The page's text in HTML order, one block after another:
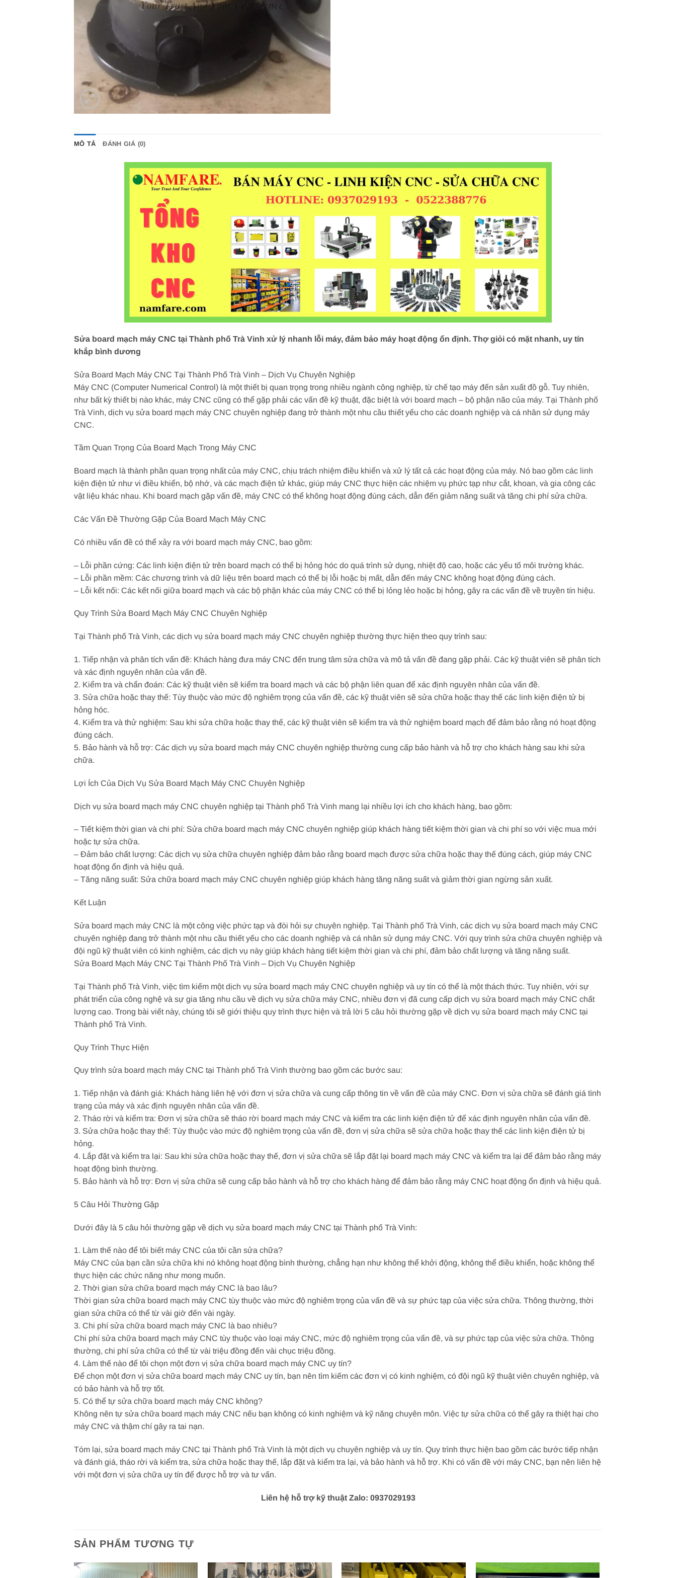
MÔ TẢ ĐÁNH GIÁ (0)
Sửa board mạch máy CNC tại Thành phố Trà Vinh xử lý nhanh lỗi máy, đảm bảo máy hoạt động ổn định. Thợ giỏi có mặt nhanh, uy tín
khắp bình dương
Sửa Board Mạch Máy CNC Tại Thành Phố Trà Vinh – Dịch Vụ Chuyên Nghiệp
Máy CNC (Computer Numerical Control) là một thiết bị quan trọng trong nhiều ngành công nghiệp, từ chế tạo máy đến sản xuất đồ gỗ. Tuy nhiên,
như bất kỳ thiết bị nào khác, máy CNC cũng có thể gặp phải các vấn đề kỹ thuật, đặc biệt là với board mạch – bộ phận não của máy. Tại Thành phố
Trà Vinh, dịch vụ sửa board mạch máy CNC chuyên nghiệp đang trở thành một nhu cầu thiết yếu cho các doanh nghiệp và cá nhân sử dụng máy
CNC.
Tầm Quan Trọng Của Board Mạch Trong Máy CNC
Board mạch là thành phần quan trọng nhất của máy CNC, chịu trách nhiệm điều khiển và xử lý tất cả các hoạt động của máy. Nó bao gồm các linh
kiện điện tử như vi điều khiển, bộ nhớ, và các mạch điện tử khác, giúp máy CNC thực hiện các nhiệm vụ phức tạp như cắt, khoan, và gia công các
vật liệu khác nhau. Khi board mạch gặp vấn đề, máy CNC có thể không hoạt động đúng cách, dẫn đến giảm năng suất và tăng chi phí sửa chữa.
Các Vấn Đề Thường Gặp Của Board Mạch Máy CNC
Có nhiều vấn đề có thể xảy ra với board mạch máy CNC, bao gồm:
– Lỗi phần cứng: Các linh kiện điện tử trên board mạch có thể bị hỏng hóc do quá trình sử dụng, nhiệt độ cao, hoặc các yếu tố môi trường khác.
– Lỗi phần mềm: Các chương trình và dữ liệu trên board mạch có thể bị lỗi hoặc bị mất, dẫn đến máy CNC không hoạt động đúng cách.
– Lỗi kết nối: Các kết nối giữa board mạch và các bộ phận khác của máy CNC có thể bị lỏng lẻo hoặc bị hỏng, gây ra các vấn đề về truyền tín hiệu.
Quy Trình Sửa Board Mạch Máy CNC Chuyên Nghiệp
Tại Thành phố Trà Vinh, các dịch vụ sửa board mạch máy CNC chuyên nghiệp thường thực hiện theo quy trình sau:
1. Tiếp nhận và phân tích vấn đề: Khách hàng đưa máy CNC đến trung tâm sửa chữa và mô tả vấn đề đang gặp phải. Các kỹ thuật viên sẽ phân tích
và xác định nguyên nhân của vấn đề.
2. Kiểm tra và chẩn đoán: Các kỹ thuật viên sẽ kiểm tra board mạch và các bộ phận liên quan để xác định nguyên nhân của vấn đề.
3. Sửa chữa hoặc thay thế: Tùy thuộc vào mức độ nghiêm trọng của vấn đề, các kỹ thuật viên sẽ sửa chữa hoặc thay thế các linh kiện điện tử bị
hỏng hóc.
4. Kiểm tra và thử nghiệm: Sau khi sửa chữa hoặc thay thế, các kỹ thuật viên sẽ kiểm tra và thử nghiệm board mạch để đảm bảo rằng nó hoạt động
đúng cách.
5. Bảo hành và hỗ trợ: Các dịch vụ sửa board mạch máy CNC chuyên nghiệp thường cung cấp bảo hành và hỗ trợ cho khách hàng sau khi sửa
chữa.
Lợi Ích Của Dịch Vụ Sửa Board Mạch Máy CNC Chuyên Nghiệp
Dịch vụ sửa board mạch máy CNC chuyên nghiệp tại Thành phố Trà Vinh mang lại nhiều lợi ích cho khách hàng, bao gồm:
– Tiết kiệm thời gian và chi phí: Sửa chữa board mạch máy CNC chuyên nghiệp giúp khách hàng tiết kiệm thời gian và chi phí so với việc mua mới
hoặc tự sửa chữa.
– Đảm bảo chất lượng: Các dịch vụ sửa chữa chuyên nghiệp đảm bảo rằng board mạch được sửa chữa hoặc thay thế đúng cách, giúp máy CNC
hoạt động ổn định và hiệu quả.
– Tăng năng suất: Sửa chữa board mạch máy CNC chuyên nghiệp giúp khách hàng tăng năng suất và giảm thời gian ngừng sản xuất.
Kết Luận
Sửa board mạch máy CNC là một công việc phức tạp và đòi hỏi sự chuyên nghiệp. Tại Thành phố Trà Vinh, các dịch vụ sửa board mạch máy CNC
chuyên nghiệp đang trở thành một nhu cầu thiết yếu cho các doanh nghiệp và cá nhân sử dụng máy CNC. Với quy trình sửa chữa chuyên nghiệp và
đội ngũ kỹ thuật viên có kinh nghiệm, các dịch vụ này giúp khách hàng tiết kiệm thời gian và chi phí, đảm bảo chất lượng và tăng năng suất.
Sửa Board Mạch Máy CNC Tại Thành Phố Trà Vinh – Dịch Vụ Chuyên Nghiệp
Tại Thành phố Trà Vinh, việc tìm kiếm một dịch vụ sửa board mạch máy CNC chuyên nghiệp và uy tín có thể là một thách thức. Tuy nhiên, với sự
phát triển của công nghệ và sự gia tăng nhu cầu về dịch vụ sửa chữa máy CNC, nhiều đơn vị đã cung cấp dịch vụ sửa board mạch máy CNC chất
lượng cao. Trong bài viết này, chúng tôi sẽ giới thiệu quy trình thực hiện và trả lời 5 câu hỏi thường gặp về dịch vụ sửa board mạch máy CNC tại
Thành phố Trà Vinh.
Quy Trình Thực Hiện
Quy trình sửa board mạch máy CNC tại Thành phố Trà Vinh thường bao gồm các bước sau:
1. Tiếp nhận và đánh giá: Khách hàng liên hệ với đơn vị sửa chữa và cung cấp thông tin về vấn đề của máy CNC. Đơn vị sửa chữa sẽ đánh giá tình
trạng của máy và xác định nguyên nhân của vấn đề.
2. Tháo rời và kiểm tra: Đơn vị sửa chữa sẽ tháo rời board mạch máy CNC và kiểm tra các linh kiện điện tử để xác định nguyên nhân của vấn đề.
3. Sửa chữa hoặc thay thế: Tùy thuộc vào mức độ nghiêm trọng của vấn đề, đơn vị sửa chữa sẽ sửa chữa hoặc thay thế các linh kiện điện tử bị
hỏng.
4. Lắp đặt và kiểm tra lại: Sau khi sửa chữa hoặc thay thế, đơn vị sửa chữa sẽ lắp đặt lại board mạch máy CNC và kiểm tra lại để đảm bảo rằng máy
hoạt động bình thường.
5. Bảo hành và hỗ trợ: Đơn vị sửa chữa sẽ cung cấp bảo hành và hỗ trợ cho khách hàng để đảm bảo rằng máy CNC hoạt động ổn định và hiệu quả.
5 Câu Hỏi Thường Gặp
Dưới đây là 5 câu hỏi thường gặp về dịch vụ sửa board mạch máy CNC tại Thành phố Trà Vinh:
1. Làm thế nào để tôi biết máy CNC của tôi cần sửa chữa?
Máy CNC của bạn cần sửa chữa khi nó không hoạt động bình thường, chẳng hạn như không thể khởi động, không thể điều khiển, hoặc không thể
thực hiện các chức năng như mong muốn.
2. Thời gian sửa chữa board mạch máy CNC là bao lâu?
Thời gian sửa chữa board mạch máy CNC tùy thuộc vào mức độ nghiêm trọng của vấn đề và sự phức tạp của việc sửa chữa. Thông thường, thời
gian sửa chữa có thể từ vài giờ đến vài ngày.
3. Chi phí sửa chữa board mạch máy CNC là bao nhiêu?
Chi phí sửa chữa board mạch máy CNC tùy thuộc vào loại máy CNC, mức độ nghiêm trọng của vấn đề, và sự phức tạp của việc sửa chữa. Thông
thường, chi phí sửa chữa có thể từ vài triệu đồng đến vài chục triệu đồng.
4. Làm thế nào để tôi chọn một đơn vị sửa chữa board mạch máy CNC uy tín?
Để chọn một đơn vị sửa chữa board mạch máy CNC uy tín, bạn nên tìm kiếm các đơn vị có kinh nghiệm, có đội ngũ kỹ thuật viên chuyên nghiệp, và
có bảo hành và hỗ trợ tốt.
5. Có thể tự sửa chữa board mạch máy CNC không?
Không nên tự sửa chữa board mạch máy CNC nếu bạn không có kinh nghiệm và kỹ năng chuyên môn. Việc tự sửa chữa có thể gây ra thiệt hại cho
máy CNC và thậm chí gây ra tai nạn.
Tóm lại, sửa board mạch máy CNC tại Thành phố Trà Vinh là một dịch vụ chuyên nghiệp và uy tín. Quy trình thực hiện bao gồm các bước tiếp nhận
và đánh giá, tháo rời và kiểm tra, sửa chữa hoặc thay thế, lắp đặt và kiểm tra lại, và bảo hành và hỗ trợ. Khi có vấn đề với máy CNC, bạn nên liên hệ
với một đơn vị sửa chữa uy tín để được hỗ trợ và tư vấn.
Liên hệ hỗ trợ kỹ thuật Zalo: 0937029193
SẢN PHẨM TƯƠNG TỰ